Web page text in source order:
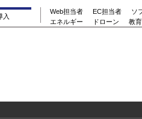
入
Web担当者 EC担当者
ソ
エネルギー
ドローン 教